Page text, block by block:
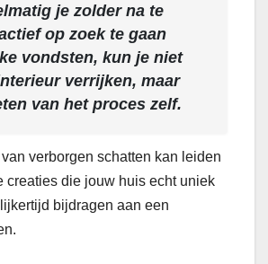
je zolder na te
op zoek te gaan
vondsten, kun je niet
verrijken, maar
van het proces zelf.
verborgen schatten kan leiden
creaties die jouw huis echt uniek
bijdragen aan een